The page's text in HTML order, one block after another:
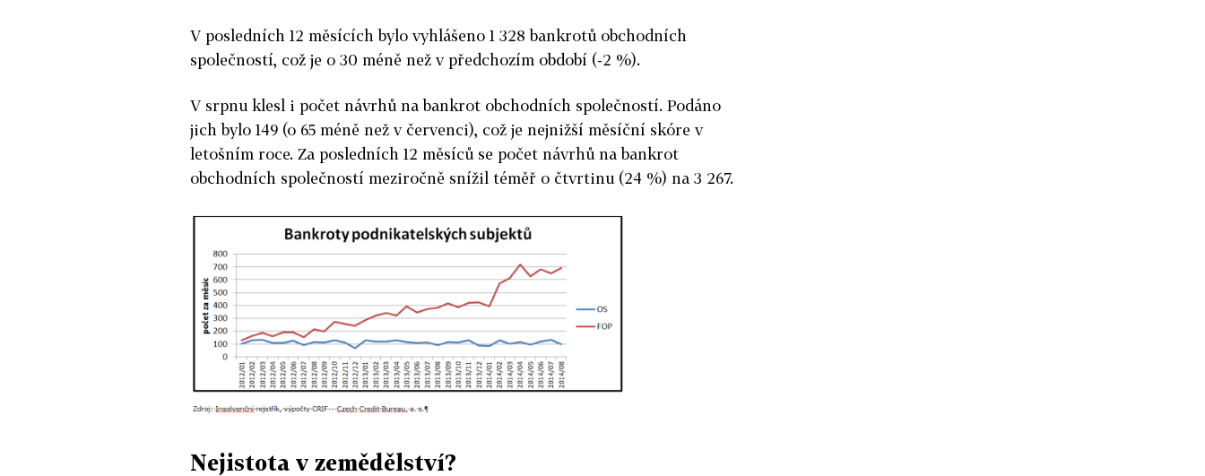
V posledních 12 měsících bylo vyhlášeno 1 328 bankrotů obchodních
společností, což je o 30 méně než v předchozím období (-2 %).
V srpnu klesl i počet návrhů na bankrot obchodních společností. Podáno
jich bylo 149 (o 65 méně než v červenci), což je nejnižší měsíční skóre v
letošním roce. Za posledních 12 měsíců se počet návrhů na bankrot
obchodních společností meziročně snížil téměř o čtvrtinu (24 %) na 3 267.
Nejistota v zemědělství?